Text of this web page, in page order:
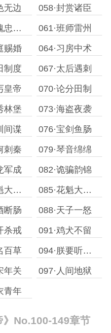
无边 058·封赏诸臣
060·亡魂忠勇禀天知 061·班师雷州
赐婚 064·习房中术
制度 067·太后遇刺
皇帝 070·论分田制
林堡 073·海盗夜袭
间谍 076·宝剑鱼肠
刺秦 079·琴音绵绵
军成 082·诡骗韵锦
084·花魁大会［二］ 085·花魁大会［三］
断肠 088·天子一怒
杀戒 091·鸡犬不留
百草 094·朕要听满江红
年关 097·人间地狱
青年
》No.100-149章节